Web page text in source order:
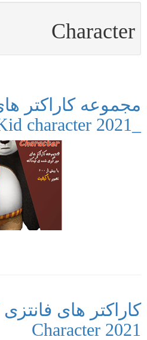
Character
Character 2021